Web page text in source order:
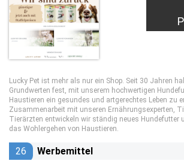
Lucky Pet ist mehr als nur ein Shop. Seit 30 Jahren
Grundwerten fest, mit unserem hochwertigen
Haustieren ein gesundes und artgerechtes Leben zu
Zusammenarbeit mit unseren Ernährungsexperten,
Tierärzten entwickeln wir ständig neues Hundefutter
das Wohlergehen von Haustieren.
26 Werbemittel